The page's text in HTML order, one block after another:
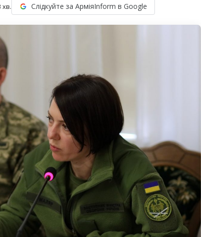
хв. Слідкуйте за АрміяInform в Google